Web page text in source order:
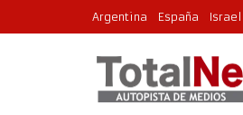
Argentina España Israel